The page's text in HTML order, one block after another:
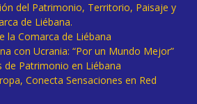
del Patrimonio, Territorio, Paisaje y
de Liébana.
la Comarca de Liébana
con Ucrania: “Por un Mundo Mejor”
de Patrimonio en Liébana
Conecta Sensaciones en Red